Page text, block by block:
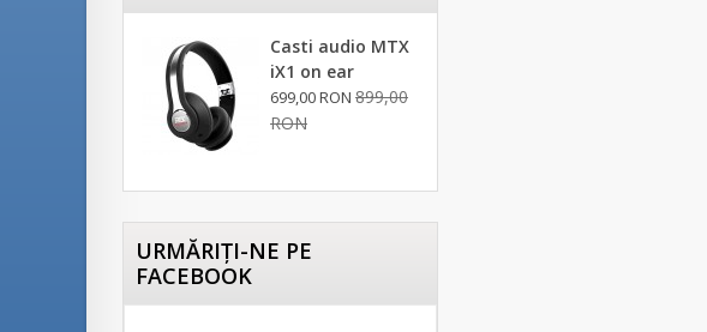
Casti audio MTX
iX1 on ear
699,00 RON 899,00
RON
URMĂRIŢI-NE PE
FACEBOOK